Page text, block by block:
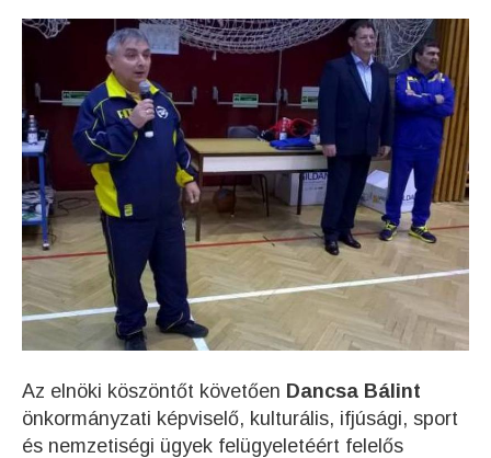
Az elnöki köszöntőt követően Dancsa Bálint
önkormányzati képviselő, kulturális, ifjúsági, sport
és nemzetiségi ügyek felügyeletéért felelős